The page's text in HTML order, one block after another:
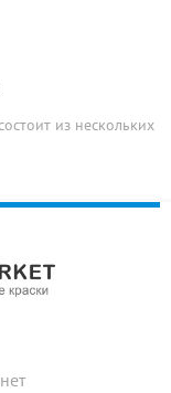
из нескольких